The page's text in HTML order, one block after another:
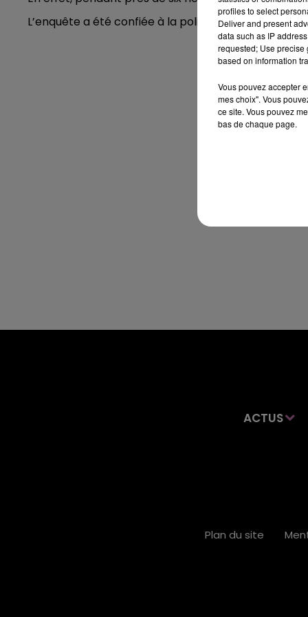
L’enquête a été confiée à la police judiciaire de Lille.
ACTUS
Plan du site
profiles to select
Deliver and present
data such as IP
requested; Use precise
based on information
Vous pouvez accepter
mes choix". Vous
ce site. Vous pouvez
bas de chaque page.